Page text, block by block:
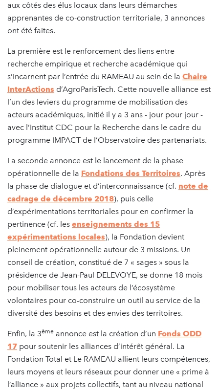
aux côtés des élus locaux dans leurs démarches
apprenantes de co-construction territoriale, 3 annonces
ont été faites.
La première est le renforcement des liens entre
recherche empirique et recherche académique qui
s’incarnent par l’entrée du RAMEAU au sein de la Chaire
InterActions d’AgroParisTech. Cette nouvelle alliance est
l’un des leviers du programme de mobilisation des
acteurs académiques, initié il y a 3 ans - jour pour jour -
avec l’Institut CDC pour la Recherche dans le cadre du
programme IMPACT de l’Observatoire des partenariats.
La seconde annonce est le lancement de la phase
opérationnelle de la Fondations des Territoires. Après
la phase de dialogue et d’interconnaissance (cf. note de
cadrage de décembre 2018), puis celle
d’expérimentations territoriales pour en confirmer la
pertinence (cf. les enseignements des 15
expérimentations locales), la Fondation devient
pleinement opérationnelle autour de 3 missions. Un
conseil de création, constitué de 7 « sages » sous la
présidence de Jean-Paul DELEVOYE, se donne 18 mois
pour mobiliser tous les acteurs de l’écosystème
volontaires pour co-construire un outil au service de la
diversité des besoins et des envies des territoires.
Enfin, la 3ème annonce est la création d’un Fonds ODD
17 pour soutenir les alliances d’intérêt général. La
Fondation Total et Le RAMEAU allient leurs compétences,
leurs moyens et leurs réseaux pour donner une « prime à
l’alliance » aux projets collectifs, tant au niveau national